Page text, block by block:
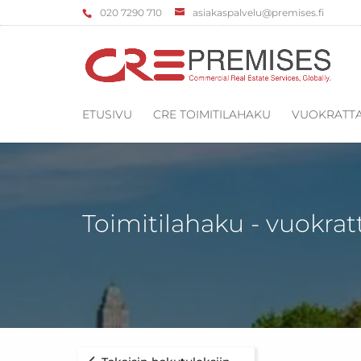
‌020 7290 710 asiakaspalvelu@premises.fi
ETUSIVU CRE TOIMITILAHAKU
Toimitilahaku -